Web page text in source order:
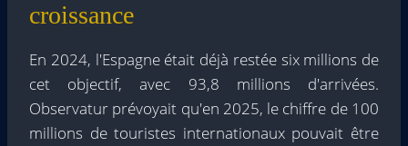
croissance
En 2024, l'Espagne était déjà restée six millions de
cet objectif, avec 93,8 millions d'arrivées.
Observatur prévoyait qu'en 2025, le chiffre de 100
millions de touristes internationaux pouvait être